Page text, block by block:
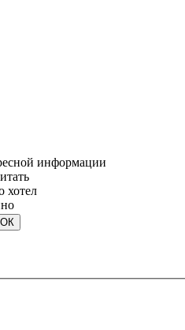
информации
хотел